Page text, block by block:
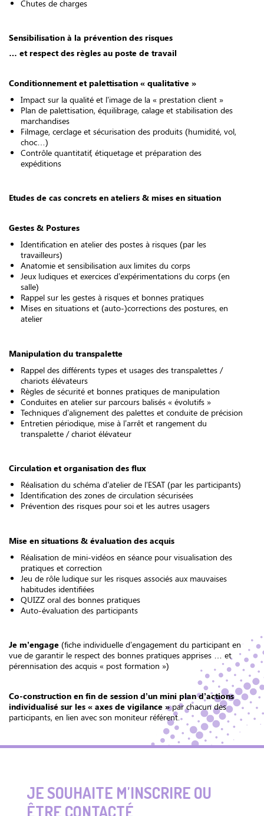
Chutes de charges
Sensibilisation à la prévention des risques
… et respect des règles au poste de travail
Conditionnement et palettisation « qualitative »
Impact sur la qualité et l’image de la « prestation client »
Plan de palettisation, équilibrage, calage et stabilisation des
marchandises
Filmage, cerclage et sécurisation des produits (humidité, vol,
choc…)
Contrôle quantitatif, étiquetage et préparation des
expéditions
Etudes de cas concrets en ateliers & mises en situation
Gestes & Postures
Identification en atelier des postes à risques (par les
travailleurs)
Anatomie et sensibilisation aux limites du corps
Jeux ludiques et exercices d’expérimentations du corps (en
salle)
Rappel sur les gestes à risques et bonnes pratiques
Mises en situations et (auto-)corrections des postures, en
atelier
Manipulation du transpalette
Rappel des différents types et usages des transpalettes /
chariots élévateurs
Règles de sécurité et bonnes pratiques de manipulation
Conduites en atelier sur parcours balisés « évolutifs »
Techniques d’alignement des palettes et conduite de précision
Entretien périodique, mise à l’arrêt et rangement du
transpalette / chariot élévateur
Circulation et organisation des flux
Réalisation du schéma d’atelier de l’ESAT (par les participants)
Identification des zones de circulation sécurisées
Prévention des risques pour soi et les autres usagers
Mise en situations & évaluation des acquis
Réalisation de mini-vidéos en séance pour visualisation des
pratiques et correction
Jeu de rôle ludique sur les risques associés aux mauvaises
habitudes identifiées
QUIZZ oral des bonnes pratiques
Auto-évaluation des participants
Je m’engage (fiche individuelle d’engagement du participant en
vue de garantir le respect des bonnes pratiques apprises … et
pérennisation des acquis « post formation »)
Co-construction en fin de session d’un mini plan d’actions
individualisé sur les « axes de vigilance »par chacun des
participants, en lien avec son moniteur référent.
JE SOUHAITE M'INSCRIRE OU
ÊTRE CONTACTÉ